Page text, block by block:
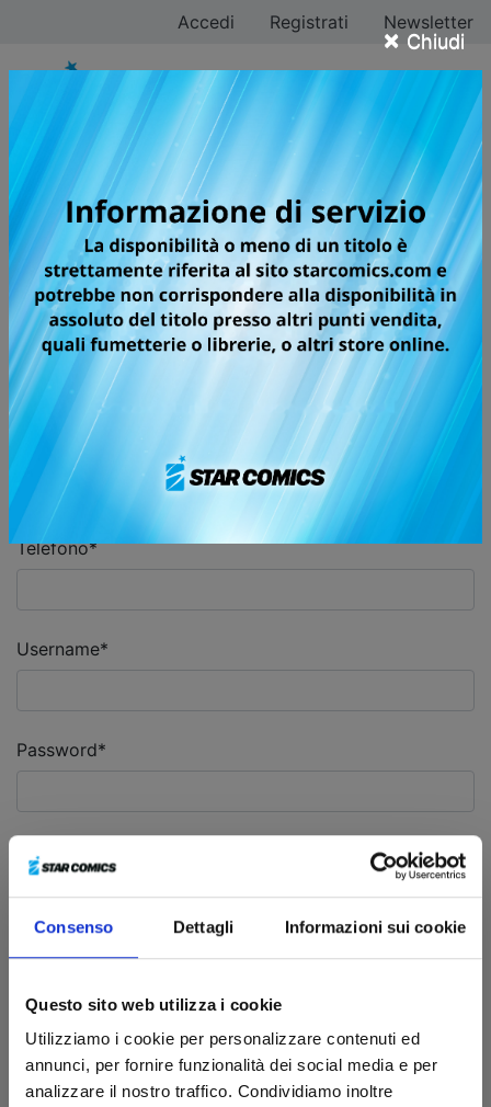
Consenso Dettagli Informazioni sui cookie
Questo sito web utilizza i cookie
Utilizziamo i cookie per personalizzare contenuti ed
annunci, per fornire funzionalità dei social media e per
analizzare il nostro traffico. Condividiamo inoltre
× Chiudi
Accedi Registrati Newsletter
Registrati
Cognome*
Nome*
Telefono*
Username*
Password*
Conferma password*
Condizioni generali
completando la registrazione indichi che hai letto
attentamente, capito e accettato tutti i termini e le
condizioni del presente accordo compresi diritti e
obblighi che l'utilizzo di questo servizio impone.